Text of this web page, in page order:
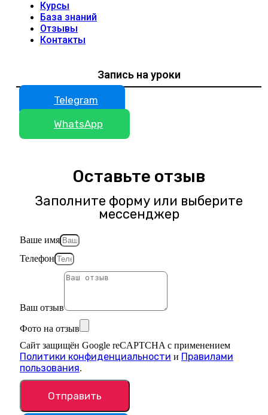
Курсы
База знаний
Отзывы
Контакты
Запись на уроки
Telegram
WhatsApp
Оставьте отзыв
Заполните форму или выберите
мессенджер
Ваше имя
Телефон
Ваш отзыв
Фото на отзыв
Сайт защищён Google reCAPTCHA с применением
Политики конфиденциальности и Правилами
пользования.
Отправить